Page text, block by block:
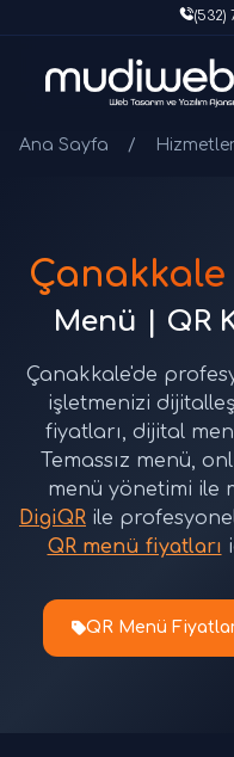
(532)
Ana Sayfa /
Çanakkale
Menü | QR
Çanakkale'de
işletmenizi
fiyatları, dijital
Temassız menü,
menü yönetimi ile
DigiQR ile
QR menü fiyatları
QR Menü